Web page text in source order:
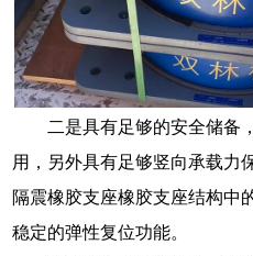
二是具有足够的安全储备
用，另外具有足够竖向承载力
隔震橡胶支座橡胶支座结构中
稳定的弹性复位功能。